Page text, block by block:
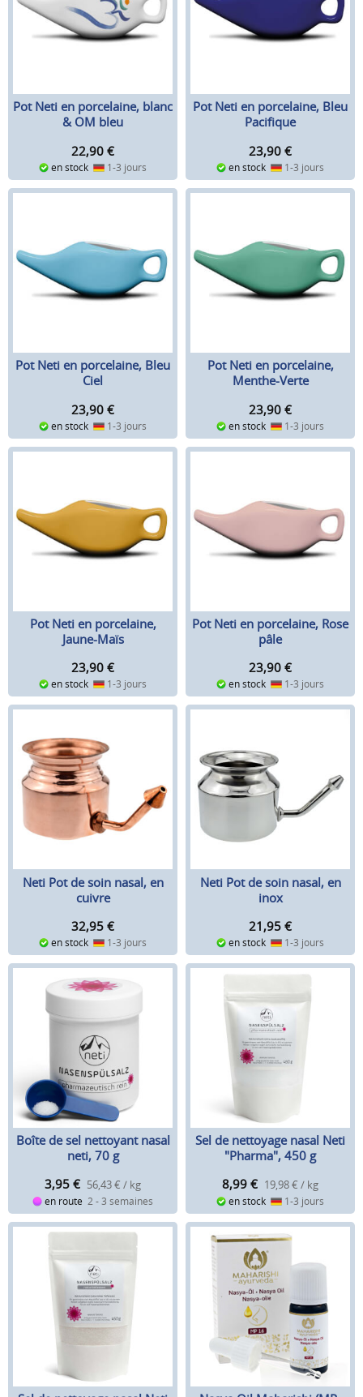
Pot Neti en porcelaine, blanc
& OM bleu
22,90 €
en stock 1-3 jours
Pot Neti en porcelaine, Bleu
Pacifique
23,90 €
en stock 1-3 jours
Pot Neti en porcelaine, Bleu
Ciel
23,90 €
en stock 1-3 jours
Pot Neti en porcelaine,
Menthe-Verte
23,90 €
en stock 1-3 jours
Pot Neti en porcelaine,
Jaune-Maïs
23,90 €
en stock 1-3 jours
Pot Neti en porcelaine, Rose
pâle
23,90 €
en stock 1-3 jours
Neti Pot de soin nasal, en
cuivre
32,95 €
en stock 1-3 jours
Neti Pot de soin nasal, en
inox
21,95 €
en stock 1-3 jours
Boîte de sel nettoyant nasal
neti, 70 g
3,95 € 56,43 € / kg
en route 2 - 3 semaines
Sel de nettoyage nasal Neti
"Pharma", 450 g
8,99 € 19,98 € / kg
en stock 1-3 jours